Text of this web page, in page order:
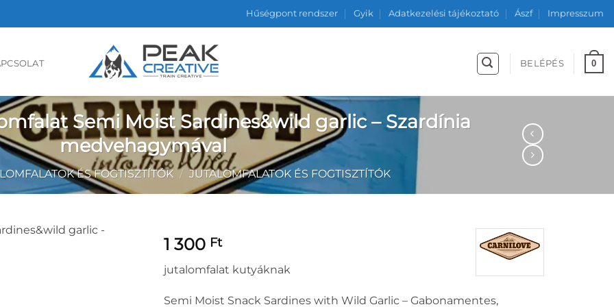
Hűségpont rendszer Gyik Adatkezelési tájékoztató Ászf Impresszum
BELÉPÉS 0
Semi Moist Sardines&wild garlic – Szardínia
medvehagymával
ÉS FOGTISZTÍTÓK / JUTALOMFALATOK ÉS FOGTISZTÍTÓK
1 300 Ft
jutalomfalat kutyáknak
Semi Moist Snack Sardines with Wild Garlic – Gabonamentes,